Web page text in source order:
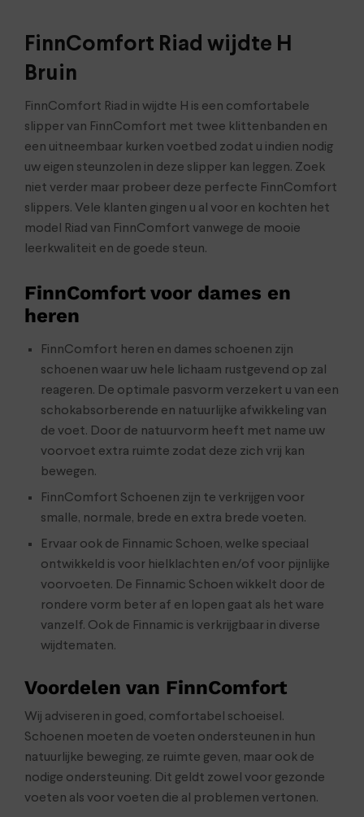
FinnComfort Riad wijdte H
Bruin
FinnComfort Riad in wijdte H is een comfortabele
slipper van FinnComfort met twee klittenbanden en
een uitneembaar kurken voetbed zodat u indien nodig
uw eigen steunzolen in deze slipper kan leggen. Zoek
niet verder maar probeer deze perfecte FinnComfort
slippers. Vele klanten gingen u al voor en kochten het
model Riad van FinnComfort vanwege de mooie
leerkwaliteit en de goede steun.
FinnComfort voor dames en
heren
FinnComfort heren en dames schoenen zijn
schoenen waar uw hele lichaam rustgevend op zal
reageren. De optimale pasvorm verzekert u van een
schokabsorberende en natuurlijke afwikkeling van
de voet. Door de natuurvorm heeft met name uw
voorvoet extra ruimte zodat deze zich vrij kan
bewegen.
FinnComfort Schoenen zijn te verkrijgen voor
smalle, normale, brede en extra brede voeten.
Ervaar ook de Finnamic Schoen, welke speciaal
ontwikkeld is voor hielklachten en/of voor pijnlijke
voorvoeten. De Finnamic Schoen wikkelt door de
rondere vorm beter af en lopen gaat als het ware
vanzelf. Ook de Finnamic is verkrijgbaar in diverse
wijdtematen.
Voordelen van FinnComfort
Wij adviseren in goed, comfortabel schoeisel.
Schoenen moeten de voeten ondersteunen in hun
natuurlijke beweging, ze ruimte geven, maar ook de
nodige ondersteuning. Dit geldt zowel voor gezonde
voeten als voor voeten die al problemen vertonen.